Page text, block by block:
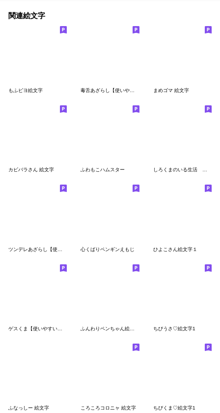
関連絵文字
もふピヨ絵文字 まめゴマ 絵文字
カピバラさん 絵文字 ふわもこハムスター しろくまのいる生活 絵文字
心くばりペンギンえもじ ひよこさん絵文字１
ちびうさ♡絵文字1
ふなっしー 絵文字 ころころコロニャ 絵文字 ちびくま♡絵文字1